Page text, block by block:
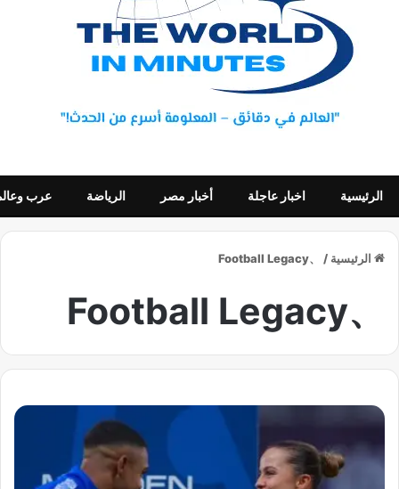
الرئيسية اخبار عاجلة أخبار مصر الرياضة عرب
الرئيسية /
、Football Legacy
、Football Legacy